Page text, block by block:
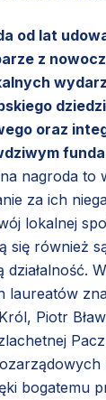
od lat
z
oraz
nagroda to
za ich
lokalnej
się również
działalność.
laureatów
Piotr
bogatemu